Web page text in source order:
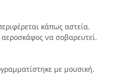
κάπως αστεία.
να σοβαρευτεί.
με μουσική.